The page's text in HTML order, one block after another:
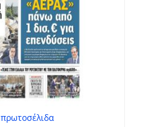
πρωτοσέλιδα